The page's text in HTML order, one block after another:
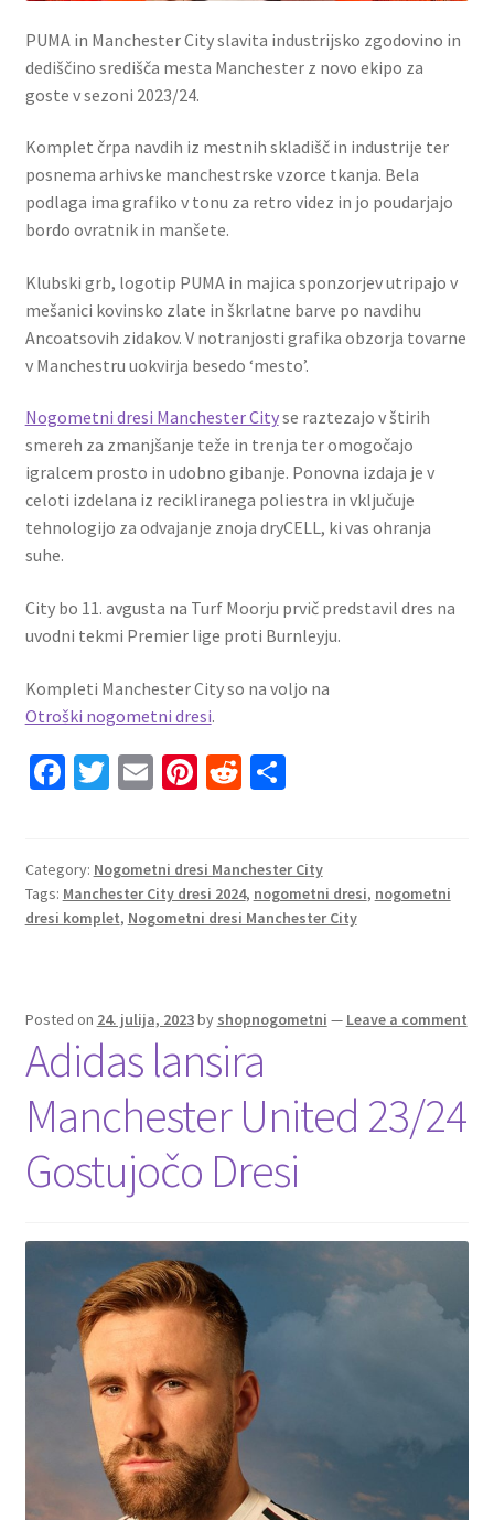
PUMA in Manchester City slavita industrijsko zgodovino in
dediščino središča mesta Manchester z novo ekipo za
goste v sezoni 2023/24.
Komplet črpa navdih iz mestnih skladišč in industrije ter
posnema arhivske manchestrske vzorce tkanja. Bela
podlaga ima grafiko v tonu za retro videz in jo poudarjajo
bordo ovratnik in manšete.
Klubski grb, logotip PUMA in majica sponzorjev utripajo v
mešanici kovinsko zlate in škrlatne barve po navdihu
Ancoatsovih zidakov. V notranjosti grafika obzorja tovarne
v Manchestru uokvirja besedo ‘mesto’.
Nogometni dresi Manchester Cityse raztezajo v štirih
smereh za zmanjšanje teže in trenja ter omogočajo
igralcem prosto in udobno gibanje. Ponovna izdaja je v
celoti izdelana iz recikliranega poliestra in vključuje
tehnologijo za odvajanje znoja dryCELL, ki vas ohranja
suhe.
City bo 11. avgusta na Turf Moorju prvič predstavil dres na
uvodni tekmi Premier lige proti Burnleyju.
Kompleti Manchester City so na voljo na
Otroški nogometni dresi.
Fa
o
o
T
er
E
l
Pi
es
t
R
di
t
S
e
Category: Nogometni dresi Manchester City
Tags: Manchester City dresi 2024, nogometni dresi, nogometni
dresi komplet, Nogometni dresi Manchester City
Posted on 24. julija, 2023by shopnogometni — Leave a comment
Adidas lansira
Manchester United 23/24
Gostujočo Dresi